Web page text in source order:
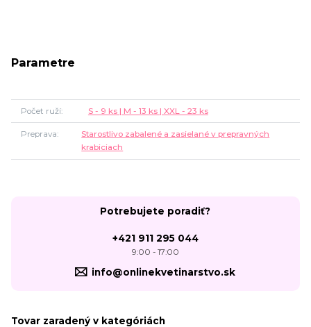
Parametre
Počet ruží S - 9 ks | M - 13 ks | XXL - 23 ks
Preprava
Starostlivo zabalené a zasielané v prepravných
krabiciach
Potrebujete poradiť?
+421 911 295 044
9:00 - 17:00
info@onlinekvetinarstvo.sk
Tovar zaradený v kategóriách